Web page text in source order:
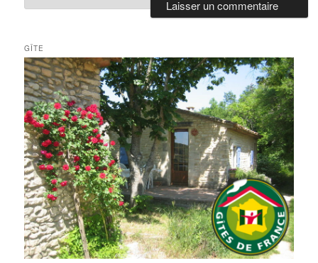
GÎTE